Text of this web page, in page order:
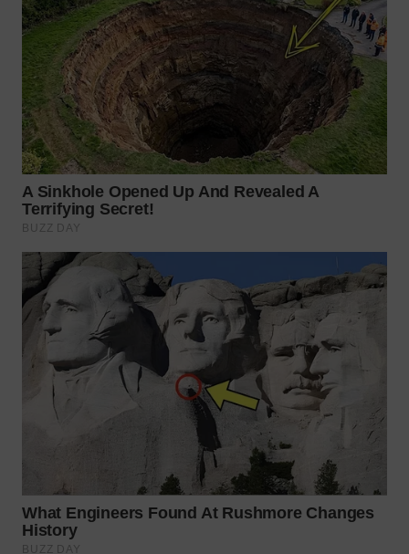
WN
BINJAI
WN
CIREBON
WN
INDRAMAYU
WN
MAJALENGKA
WN
SUBANG
WN
PURWAKARTA